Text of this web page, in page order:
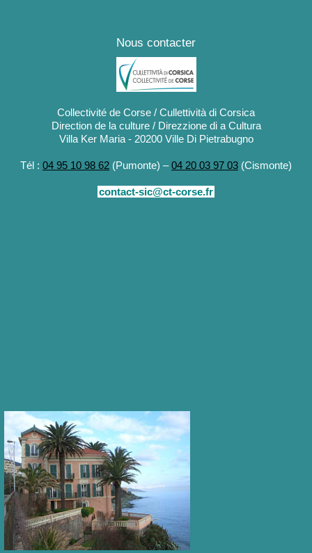
Nous contacter
Collectivité de Corse / Cullettività di Corsica
Direction de la culture / Direzzione di a Cultura
Villa Ker Maria - 20200 Ville Di Pietrabugno
Tél : 04 95 10 98 62 (Pumonte) –04 20 03 97 03 (Cismonte)
contact-sic@ct-corse.fr